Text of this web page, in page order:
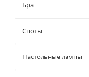
Бра
Споты
Настольные лампы